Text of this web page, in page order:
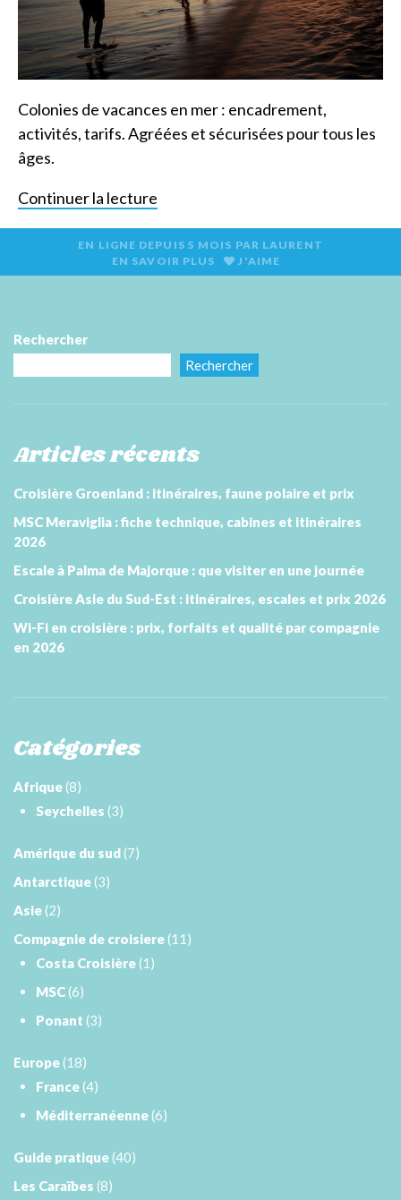
Colonies de vacances en mer : encadrement,
activités, tarifs. Agréées et sécurisées pour tous les
âges.
Continuer la lecture
EN LIGNE DEPUIS 5 MOIS PAR LAURENT
EN SAVOIR PLUS
J'AIME
Rechercher
Rechercher
Articles récents
Croisière Groenland : itinéraires, faune polaire et prix
MSC Meraviglia : fiche technique, cabines et itinéraires
2026
Escale à Palma de Majorque : que visiter en une journée
Croisière Asie du Sud-Est : itinéraires, escales et prix 2026
Wi-Fi en croisière : prix, forfaits et qualité par compagnie
en 2026
Catégories
Afrique(8)
Seychelles (3)
Amérique du sud(7)
Antarctique(3)
Asie(2)
Compagnie de croisiere(11)
Costa Croisière(1)
MSC(6)
Ponant (3)
Europe(18)
France(4)
Méditerranéenne(6)
Guide pratique(40)
Les Caraïbes (8)